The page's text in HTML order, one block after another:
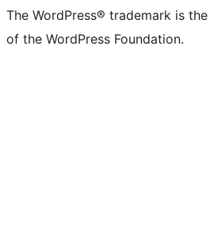
The WordPress® trademark is
of the WordPress Foundation.